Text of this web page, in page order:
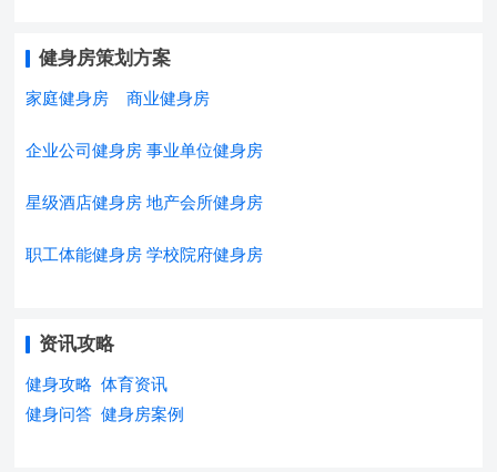
健身房策划方案
家庭健身房 商业健身房
企业公司健身房 事业单位健身房
星级酒店健身房 地产会所健身房
职工体能健身房 学校院府健身房
资讯攻略
健身攻略 体育资讯
健身问答 健身房案例